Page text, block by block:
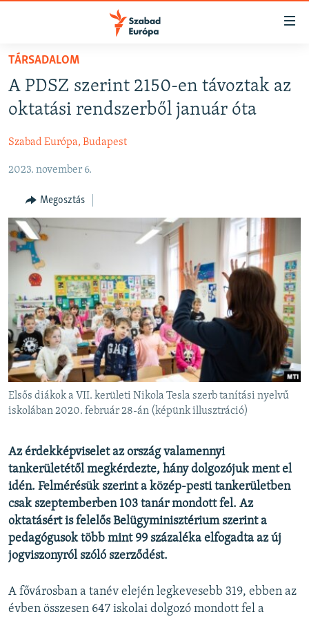
Akadálymentes
Ugrás
fő
oldalra
Ugrás
AKTUÁLIS
VIDEÓK
ELEMZŐ
NER15
SZABADON
TÁRSADALOM
DEMOKRÁCIA
A PÉNZ NYOMÁBAN
EURÓPAI UNIÓ
VILÁG
KLÍMAVÁLTOZÁS
A MÚLT TANULSÁGAI
Valamennyi RFE/RL weboldal
TÁRSADALOM
A PDSZ szerint 2150-en távoztak az
oktatási rendszerből január óta
Szabad Európa, Budapest
2023. november 6.
Megosztás
Elsős diákok a VII. kerületi Nikola Tesla szerb tanítási nyelvű
iskolában 2020. február 28-án (képünk illusztráció)
Az érdekképviselet az ország valamennyi
tankerületétől megkérdezte, hány dolgozójuk ment el
idén. Felmérésük szerint a közép-pesti tankerületben
csak szeptemberben 103 tanár mondott fel. Az
oktatásért is felelős Belügyminisztérium szerint a
pedagógusok több mint 99 százaléka elfogadta az új
jogviszonyról szóló szerződést.
A fővárosban a tanév elején legkevesebb 319, ebben az
évben összesen 647 iskolai dolgozó mondott fel a
FELIRATKOZÁS